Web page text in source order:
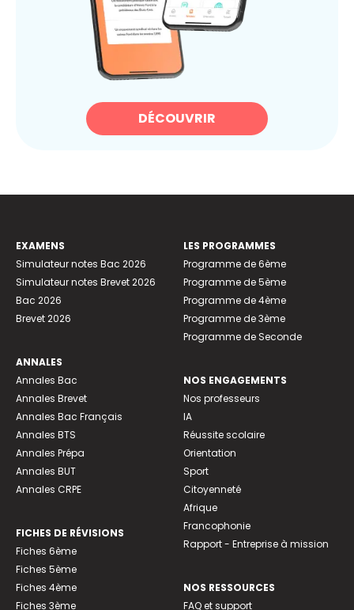
DÉCOUVRIR
EXAMENS
Simulateur notes Bac 2026
Simulateur notes Brevet 2026
Bac 2026
Brevet 2026
ANNALES
Annales Bac
Annales Brevet
Annales Bac Français
Annales BTS
Annales Prépa
Annales BUT
Annales CRPE
FICHES DE RÉVISIONS
Fiches 6ème
Fiches 5ème
Fiches 4ème
Fiches 3ème
LES PROGRAMMES
Programme de 6ème
Programme de 5ème
Programme de 4ème
Programme de 3ème
Programme de Seconde
NOS ENGAGEMENTS
Nos professeurs
IA
Réussite scolaire
Orientation
Sport
Citoyenneté
Afrique
Francophonie
Rapport - Entreprise à mission
NOS RESSOURCES
FAQ et support